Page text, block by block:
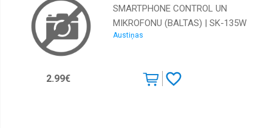
SMARTPHONE CONTROL UN
MIKROFONU (BALTAS) | SK-135W
| 4718308123913
Austiņas
2.99€